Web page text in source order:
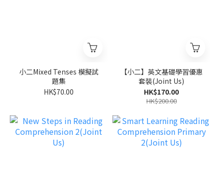
小二Mixed Tenses 模擬試
題集
HK$70.00
【小二】英文基礎學習優惠
套裝(Joint Us)
HK$170.00
HK$200.00